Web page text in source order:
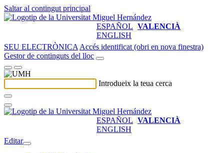
Saltar al contingut principal
ESPAÑOL VALENCIÀ
ENGLISH
SEU ELECTRÒNICA Accés identificat (obri en nova finestra)
Gestor de continguts del lloc
Introdueix la teua cerca
ESPAÑOL VALENCIÀ
ENGLISH
Editar